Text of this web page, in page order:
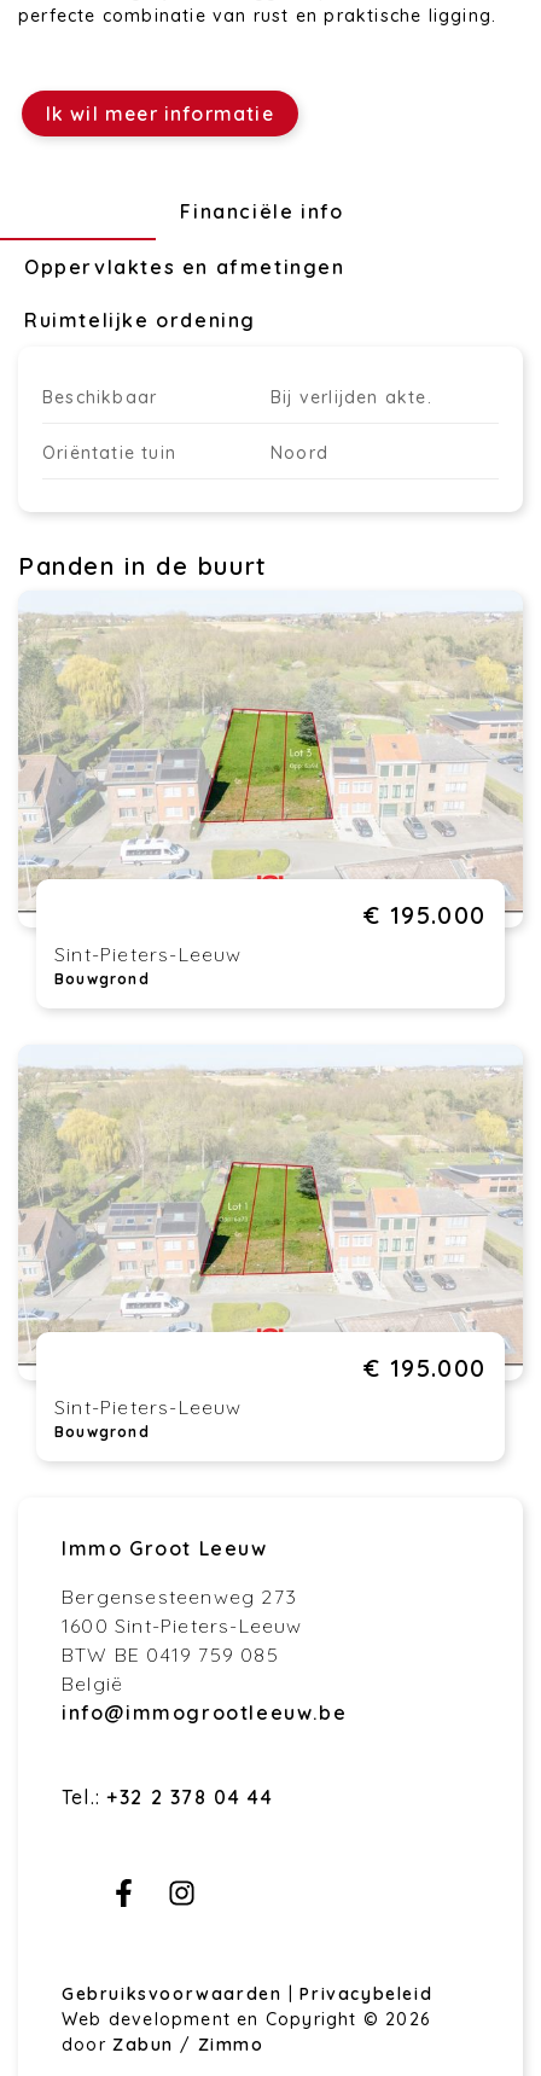
perfecte combinatie van rust en praktische ligging.
Ik wil meer informatie
Financiële info
Oppervlaktes en afmetingen
Ruimtelijke ordening
Beschikbaar Bij verlijden akte.
Oriëntatie tuin Noord
Panden in de buurt
€ 195.000
Sint-Pieters-Leeuw
Bouwgrond
€ 195.000
Sint-Pieters-Leeuw
Bouwgrond
Immo Groot Leeuw
Bergensesteenweg 273
1600 Sint-Pieters-Leeuw
BTW BE 0419 759 085
België
info@immogrootleeuw.be
Tel.: +32 2 378 04 44
Gebruiksvoorwaarden |Privacybeleid
Web development en Copyright © 2026
door Zabun / Zimmo